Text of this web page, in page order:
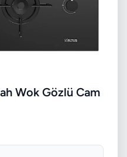
Wok Gözlü Cam